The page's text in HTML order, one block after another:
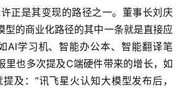
正是其变现的路径之一。董事长刘庆
型的商业化路径的其中一条就是直接应
AI学习机、智能办公本、智能翻译笔
里也多次提及C端硬件带来的增长，如
及：“讯飞星火认知大模型发布后，